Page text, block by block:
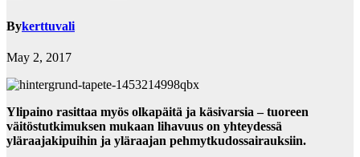
Bykerttuvali
May 2, 2017
Ylipaino rasittaa myös olkapäitä ja käsivarsia – tuoreen
väitöstutkimuksen mukaan lihavuus on yhteydessä
yläraajakipuihin ja yläraajan pehmytkudossairauksiin.